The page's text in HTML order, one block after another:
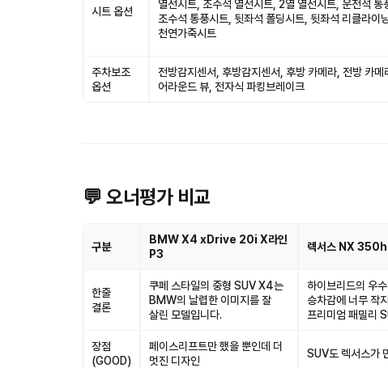
시트 옵션
열선시트, 조수석 열선시트, 2열 열선시트, 운전석 통
조수석 통풍시트, 뒷좌석 폴딩시트, 뒷좌석 리클라이
천연가죽시트
주차보조
옵션
전방감지센서, 후방감지센서, 후방 카메라, 전방 카메
어라운드 뷰, 전자식 파킹브레이크
💬 오너평가 비교
구분
BMW X4 xDrive 20i X라인
P3
렉서스 NX 350h
한줄
결론
쿠페 스타일의 중형 SUV X4는
BMW의 날렵한 이미지를 잘
살린 모델입니다.
하이브리드의 우
승차감에 너무 작
프리미엄 패밀리
장점
(GOOD)
페이스리프트만 했을 뿐인데 더
멋진 디자인
SUV도 렉서스가